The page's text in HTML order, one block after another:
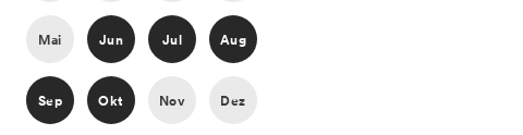
Mai Jun Jul Aug
Sep Okt Nov Dez